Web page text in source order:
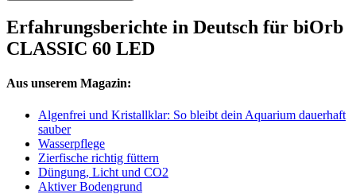
Erfahrungsberichte in Deutsch für biOrb
CLASSIC 60 LED
Aus unserem Magazin:
Algenfrei und Kristallklar: So bleibt dein Aquarium dauerhaft
sauber
Wasserpflege
Zierfische richtig füttern
Düngung, Licht und CO2
Aktiver Bodengrund